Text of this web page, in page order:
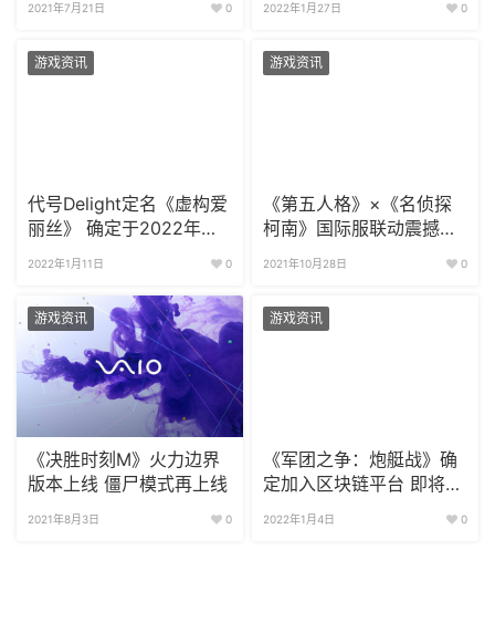
2021年7月21日 0 2022年1月27日 0
游戏资讯
代号Delight定名《虚构爱
丽丝》 确定于2022年发
2022年1月11日 0
游戏资讯
《第五人格》×《名侦探
柯南》国际服联动震撼开
2021年10月28日 0
游戏资讯
《决胜时刻M》火力边界
版本上线 僵尸模式再上线
2021年8月3日 0
游戏资讯
《军团之争：炮艇战》确
定加入区块链平台 即将上
2022年1月4日 0